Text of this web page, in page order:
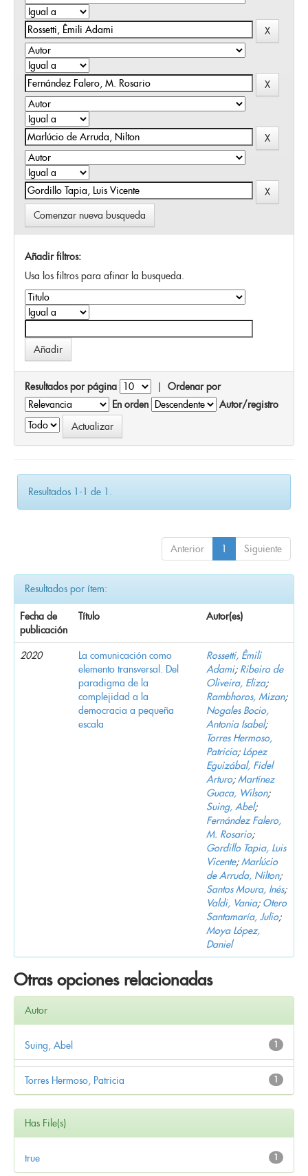
Comenzar nueva busqueda
Añadir filtros:
Usa los filtros para afinar la busqueda.
Resultados por página | Ordenar por
En orden
Autor/registro
Resultados 1-1 de 1.
Anterior 1 Siguiente
Resultados por ítem:
Fecha de
publicación
Título Autor(es)
2020
La comunicación como
elemento transversal. Del
paradigma de la
complejidad a la
democracia a pequeña
escala
Rossetti, Êmili
Adami; Ribeiro de
Oliveira, Eliza;
Rambhoros, Mizan;
Nogales Bocio,
Antonia Isabel;
Torres Hermoso,
Patricia; López
Eguizábal, Fidel
Arturo;Martínez
Guaca, Wilson;
Suing, Abel;
Fernández Falero,
M. Rosario;
Gordillo Tapia, Luis
Vicente;Marlúcio
de Arruda, Nilton;
Santos Moura, Inés;
Valdi, Vania; Otero
Santamaría, Julio;
Moya López,
Daniel
Otras opciones relacionadas
Autor
1
Suing, Abel
1
Torres Hermoso, Patricia
Has File(s)
1
true